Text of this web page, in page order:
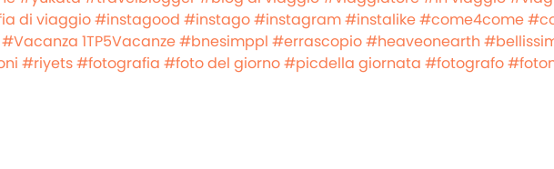
di viaggio#instagood #instago#instagram#instalike#come4come
#Vacanza 1TP5Vacanze#bnesimppl #errascopio#heaveonearth
#riyets#fotografia #foto del giorno#picdella giornata #fotografo